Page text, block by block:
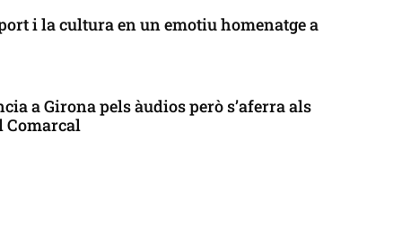
i la cultura en un emotiu homenatge a
a Girona pels àudios però s’aferra als
Comarcal